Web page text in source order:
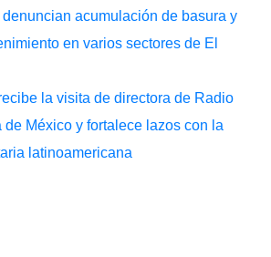
acumulación de basura y
en varios sectores de El
la visita de directora de Radio
de México y fortalece lazos con la
latinoamericana